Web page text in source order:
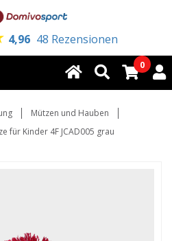
4,96 48 Rezensionen
0
Mützen und Hauben
für Kinder 4F JCAD005 grau